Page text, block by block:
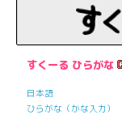
すくーる ひらがな
日本語
ひらがな（かな入力）